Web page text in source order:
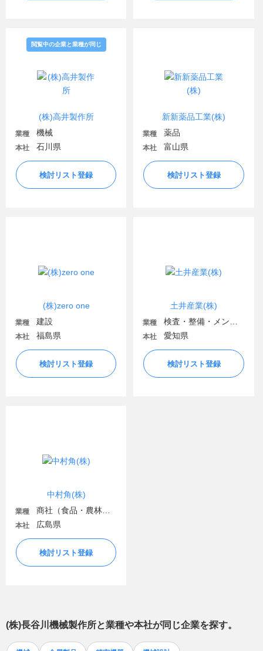
(株)高井製作所
閲覧中の企業と業種が同じ
業種 機械
本社 石川県
検討リスト登録
新新薬品工業(株)
業種 薬品
本社 富山県
検討リスト登録
(株)zero one
業種 建設
本社 福島県
検討リスト登録
土井産業(株)
業種
本社 愛知県
検討リスト登録
中村角(株)
業種
本社 広島県
検討リスト登録
(株)長谷川機械製作所と業種や本社が同じ企業を探す。